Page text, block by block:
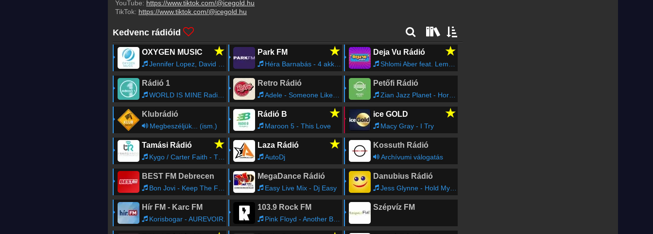
YouTube: https://www.tiktok.com/@icegold.hu
TikTok: https://www.tiktok.com/@icegold.hu
Kedvenc rádióid
OXYGEN MUSIC ★
Jennifer Lopez, David Guetta - Save Me Tonight
Park FM ★
Héra Barnabás - 4 akkordos számok
Deja Vu Rádió ★
Shlomi Aber feat. Lemon - Moods
Rádió 1
WORLD IS MINE Radio Show - JOERJUNIOR
Retro Rádió
Adele - Someone Like You
Petőfi Rádió
Zian Jazz Planet - Horizon
Klubrádió
Megbeszéljük... (ism.)
Rádió B ★
Maroon 5 - This Love
ice GOLD ★
Macy Gray - I Try
Tamási Rádió ★
Kygo / Carter Faith - That’s When You Know
Laza Rádió ★
AutoDj
Kossuth Rádió
Archívumi válogatás
BEST FM Debrecen
Bon Jovi - Keep The Faith
MegaDance Rádió
Easy Live Mix - Dj Easy
Danubius Rádió
Jess Glynne - Hold My Hand
Hír FM - Karc FM
Korisbogar - AUREVOIR.
103.9 Rock FM
Pink Floyd - Another Brick In The Wall, Pt. 2
Szépvíz FM